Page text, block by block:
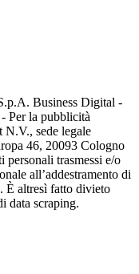
Business Digital -
Per la pubblicità
sede legale
46, 20093 Cologno
personali trasmessi e/o
all’addestramento di
È altresì fatto divieto
data scraping.